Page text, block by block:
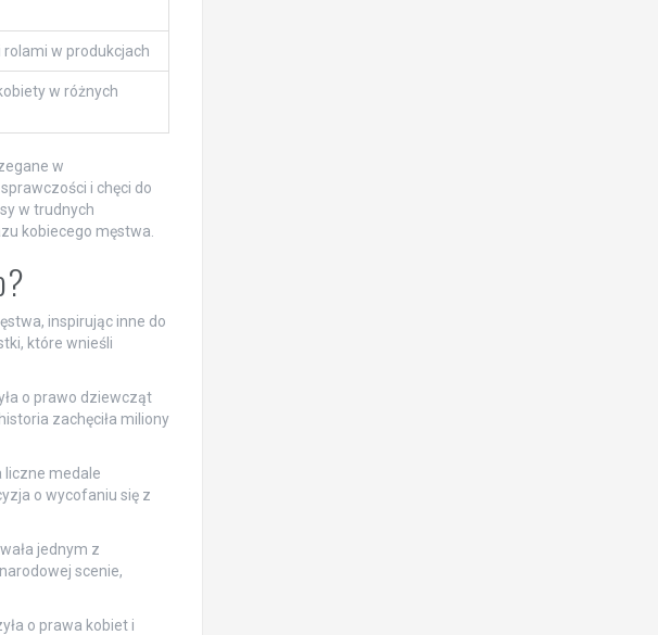
w produkcjach
w różnych
w
i chęci do
w trudnych
kobiecego męstwa.
inspirując inne do
które wnieśli
o prawo dziewcząt
zachęciła miliony
liczne medale
o wycofaniu się z
jednym z
scenie,
o prawa kobiet i